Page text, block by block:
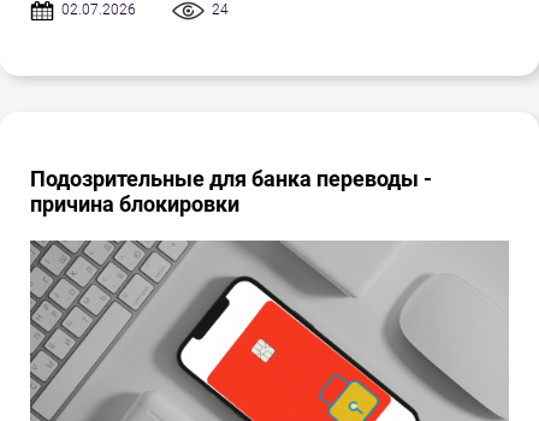
02.07.2026 24
Подозрительные для банка переводы -
причина блокировки